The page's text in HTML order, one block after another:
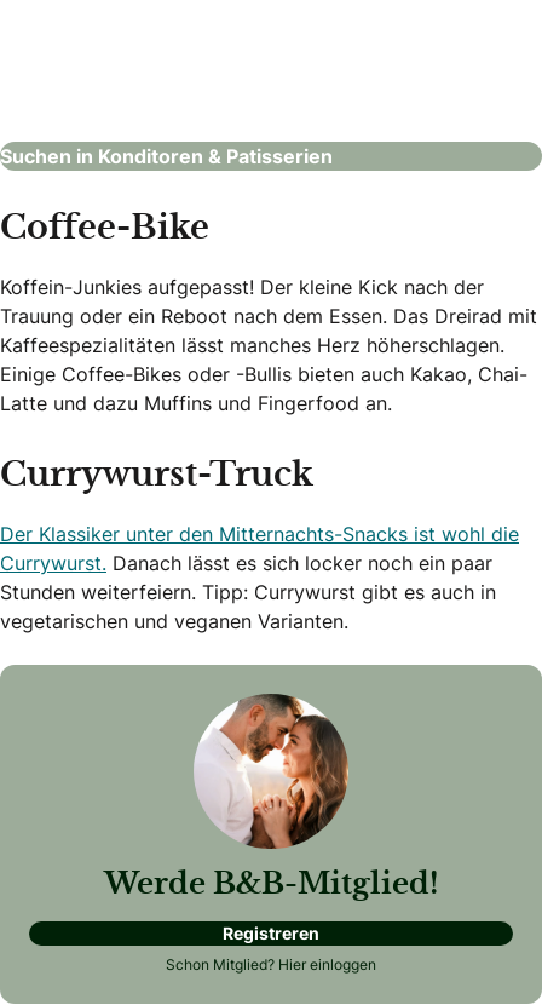
Suchen in Konditoren & Patisserien
Coffee-Bike
Koffein-Junkies aufgepasst! Der kleine Kick nach der
Trauung oder ein Reboot nach dem Essen. Das Dreirad mit
Kaffeespezialitäten lässt manches Herz höherschlagen.
Einige Coffee-Bikes oder -Bullis bieten auch Kakao, Chai-
Latte und dazu Muffins und Fingerfood an.
Currywurst-Truck
Der Klassiker unter den Mitternachts-Snacks ist wohl die
Currywurst. Danach lässt es sich locker noch ein paar
Stunden weiterfeiern. Tipp: Currywurst gibt es auch in
vegetarischen und veganen Varianten.
Werde B&B-Mitglied!
Registreren
Schon Mitglied? Hier einloggen